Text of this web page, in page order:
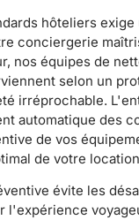
hôteliers
conciergerie
nos équipes de
selon un
irréprochable.
automatique des
de vos
de votre
évite les
l'expérience